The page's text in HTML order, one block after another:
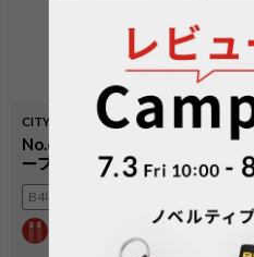
CITYSCAPE
No.60693：オーバーナイタ
ーブリーフ40cm EX3cm
B4収納可